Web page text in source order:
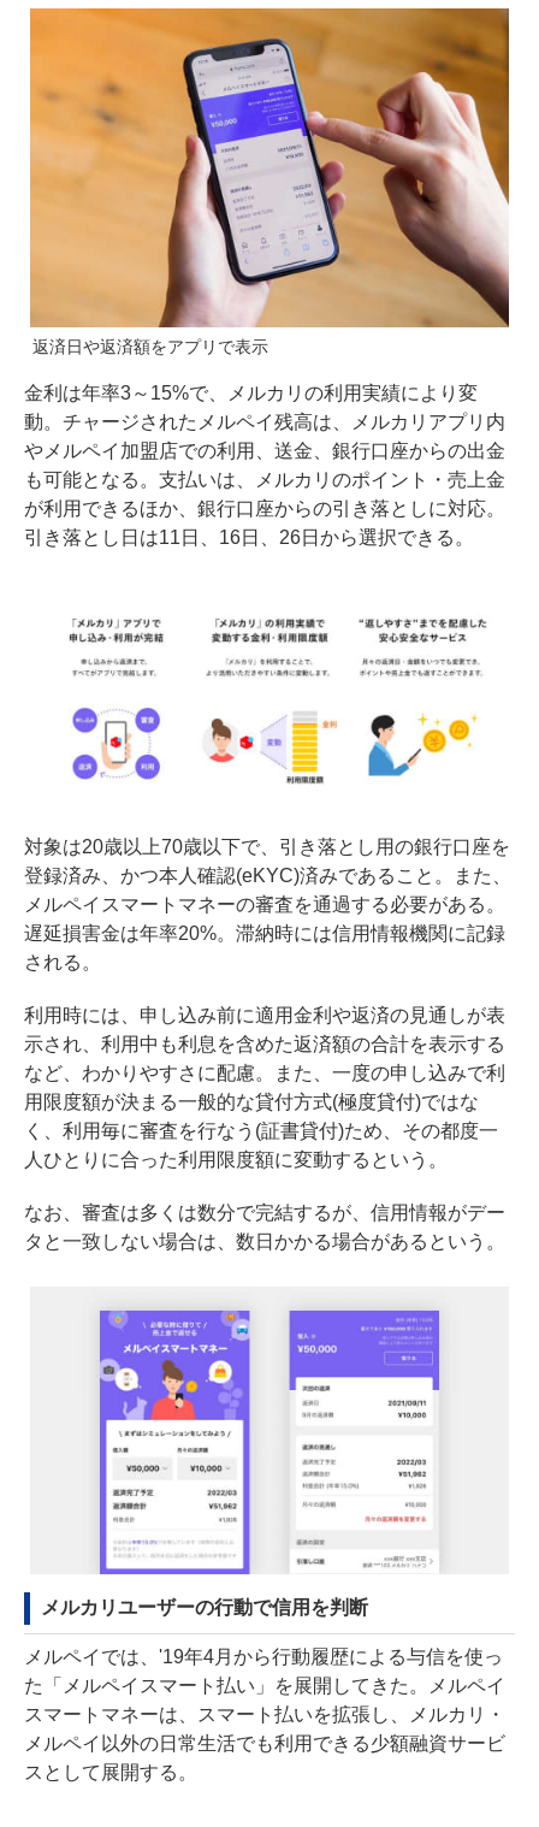
返済日や返済額をアプリで表示
金利は年率3～15%で、メルカリの利用実績により変
動。チャージされたメルペイ残高は、メルカリアプリ内
やメルペイ加盟店での利用、送金、銀行口座からの出金
も可能となる。支払いは、メルカリのポイント・売上金
が利用できるほか、銀行口座からの引き落としに対応。
引き落とし日は11日、16日、26日から選択できる。
対象は20歳以上70歳以下で、引き落とし用の銀行口座を
登録済み、かつ本人確認(eKYC)済みであること。また、
メルペイスマートマネーの審査を通過する必要がある。
遅延損害金は年率20%。滞納時には信用情報機関に記録
される。
利用時には、申し込み前に適用金利や返済の見通しが表
示され、利用中も利息を含めた返済額の合計を表示する
など、わかりやすさに配慮。また、一度の申し込みで利
用限度額が決まる一般的な貸付方式(極度貸付)ではな
く、利用毎に審査を行なう(証書貸付)ため、その都度一
人ひとりに合った利用限度額に変動するという。
なお、審査は多くは数分で完結するが、信用情報がデー
タと一致しない場合は、数日かかる場合があるという。
メルカリユーザーの行動で信用を判断
メルペイでは、'19年4月から行動履歴による与信を使っ
た「メルペイスマート払い」を展開してきた。メルペイ
スマートマネーは、スマート払いを拡張し、メルカリ・
メルペイ以外の日常生活でも利用できる少額融資サービ
スとして展開する。